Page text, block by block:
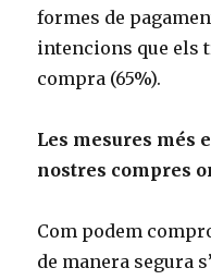
formes de
intencions que els
compra (65%).
Les mesures més
nostres compres
Com podem
de manera segura